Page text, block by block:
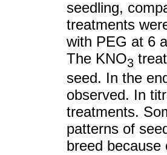
seedling,
treatments
with PEG at 6
The KNO3
seed. In the
observed. In
treatments.
patterns of
breed